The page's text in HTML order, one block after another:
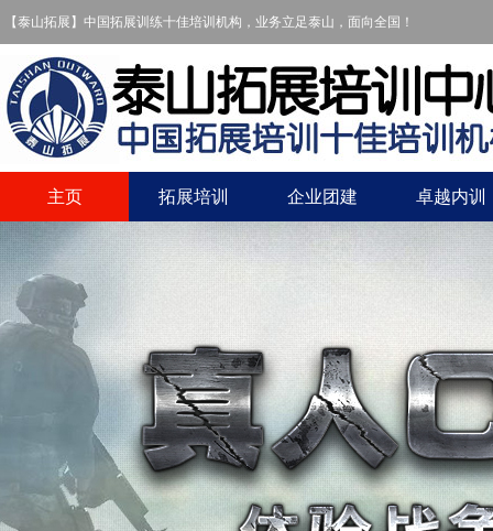
【泰山拓展】中国拓展训练十佳培训机构，业务立足泰山，面向全国！
主页 拓展培训 企业团建 卓越内训